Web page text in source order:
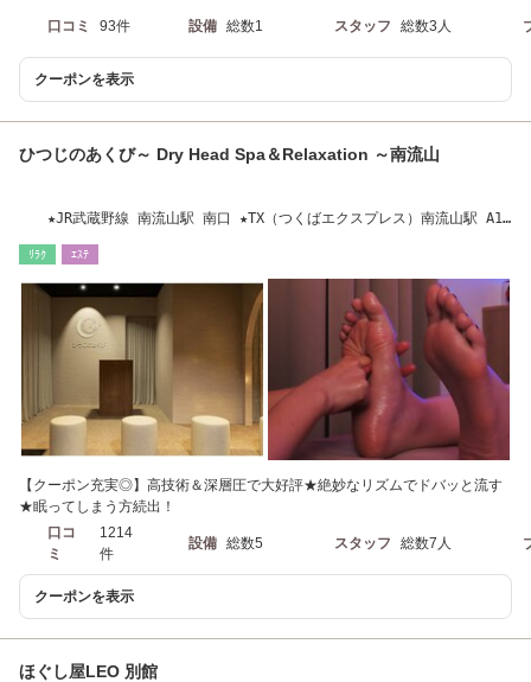
口コミ 93件 設備 総数1 スタッフ 総数3人
クーポンを表示
ひつじのあくび～ Dry Head Spa＆Relaxation ～南流山
★JR武蔵野線 南流山駅 南口 ★TX（つくばエクスプレス）南流山駅 A1
ﾘﾗｸ ｴｽﾃ
【クーポン充実◎】高技術＆深層圧で大好評★絶妙なリズムでドバッと流す
★眠ってしまう方続出！
口コ
ミ
1214
件
設備 総数5 スタッフ 総数7人
クーポンを表示
ほぐし屋LEO 別館